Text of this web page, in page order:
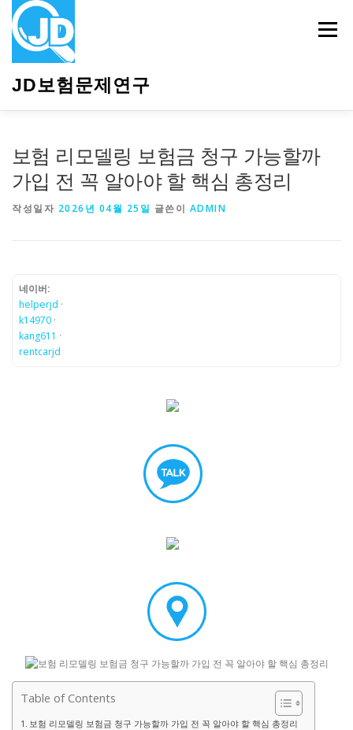
JD보험문제연구
메뉴
보험 리모델링 보험금 청구 가능할까
가입 전 꼭 알아야 할 핵심 총정리
작성일자 2026년 04월 25일 글쓴이 ADMIN
네이버:
helperjd ·
k14970 ·
kang611 ·
rentcarjd
Table of Contents
보험 리모델링 보험금 청구 가능할까 가입 전 꼭 알아야 할 핵심 총정리